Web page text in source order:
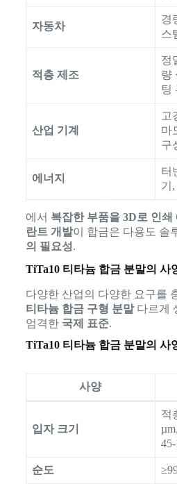
자동차
경
스
적층 제조
정
량
팅
산업 기계
고
마
구
에너지
터
기
에서 복잡한 부품을 3D로 인쇄
란트 개발이 합금은 다용도 솔
의 필요성.
TiTa10 티타늄 합금 분말의 사
다양한 산업의 다양한 요구를
티타늄 합금 구형 분말다르게
엄격한 국제 표준.
TiTa10 티타늄 합금 분말의 사
사양
입자 크기
적
순도